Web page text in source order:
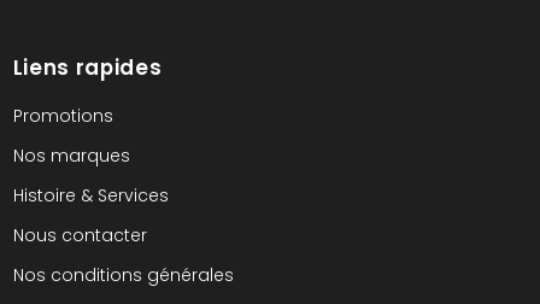
Liens rapides
Promotions
Nos marques
Histoire & Services
Nous contacter
Nos conditions générales